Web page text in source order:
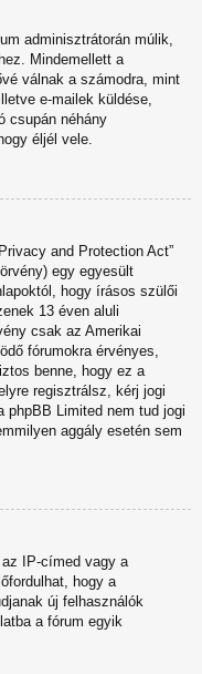
adminisztrátorán múlik,
Mindemellett a
válnak a számodra, mint
e-mailek küldése,
csupán néhány
éljél vele.
and Protection Act”
egy egyesült
hogy írásos szülői
13 éven aluli
csak az Amerikai
fórumokra érvényes,
benne, hogy ez a
regisztrálsz, kérj jogi
Limited nem tud jogi
aggály esetén sem
IP-címed vagy a
hogy a
új felhasználók
a fórum egyik